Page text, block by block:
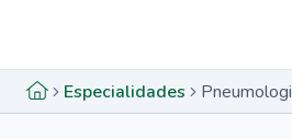
Especialidades